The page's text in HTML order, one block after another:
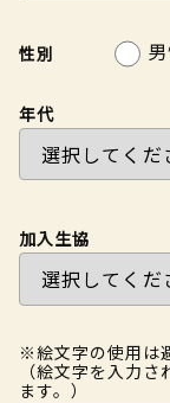
性別
年代
加入生協
※絵文字の使用は
（絵文字を入力
ます。）